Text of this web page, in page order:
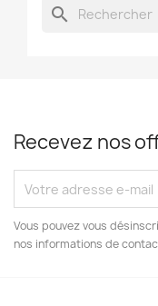
search
Recevez nos
Vous pouvez vous
nos informations de